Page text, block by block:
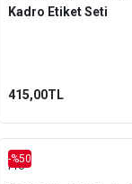
Kadro Etiket Seti
415,00TL
-%50
Pro